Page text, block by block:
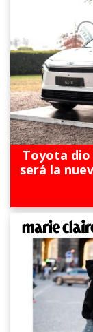
Toyota dio
será la